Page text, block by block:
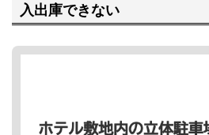
入出庫できない